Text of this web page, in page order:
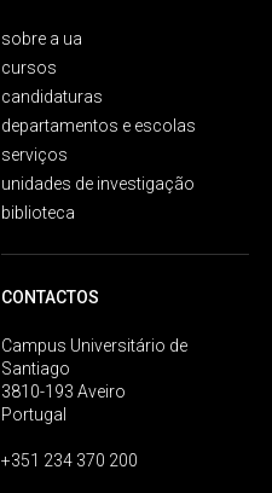
sobre a ua
cursos
candidaturas
departamentos e escolas
serviços
unidades de investigação
biblioteca
CONTACTOS
Campus Universitário de
Santiago
3810-193 Aveiro
Portugal
+351 234 370 200